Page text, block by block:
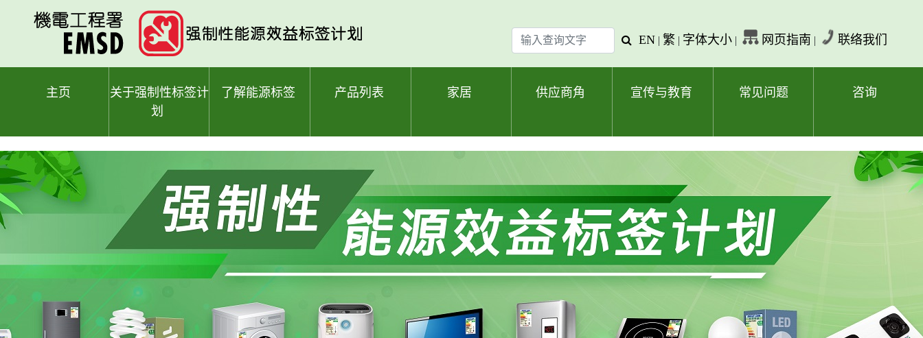
输
入
查
查
字
EN | 繁 | 字体大小 | 网页指南 | 联络我们
主页
关于强制性标签计
划
了解能源标签 产品列表 家居 供应商角 宣传与教育 常见问题 咨询